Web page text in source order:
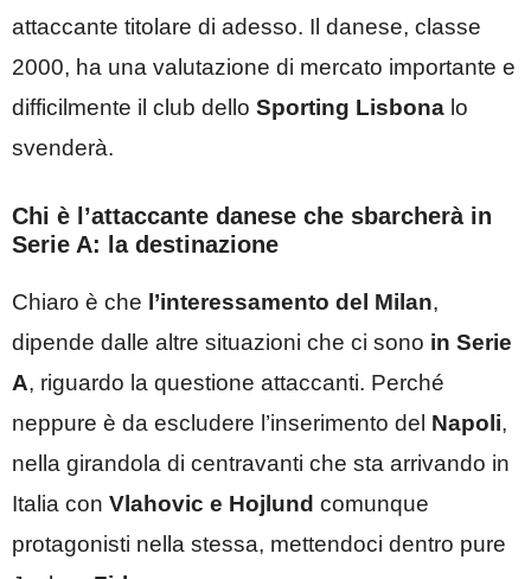
attaccante titolare di adesso. Il danese, classe
2000, ha una valutazione di mercato importante e
difficilmente il club dello Sporting Lisbona lo
svenderà.
Chi è l’attaccante danese che sbarcherà in
Serie A: la destinazione
Chiaro è che l’interessamento del Milan,
dipende dalle altre situazioni che ci sono in Serie
A, riguardo la questione attaccanti. Perché
neppure è da escludere l’inserimento del Napoli,
nella girandola di centravanti che sta arrivando in
Italia con Vlahovic e Hojlund comunque
protagonisti nella stessa, mettendoci dentro pure